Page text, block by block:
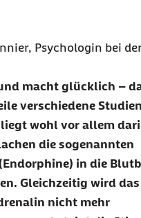
Psychologin bei
macht glücklich –
verschiedene
wohl vor allem
die sogenannten
in die
Gleichzeitig wird das
nicht mehr